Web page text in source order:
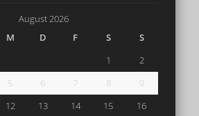
August 2026
M D F S
S
1
2
5 6 7 8
9
12 13 14 15
16